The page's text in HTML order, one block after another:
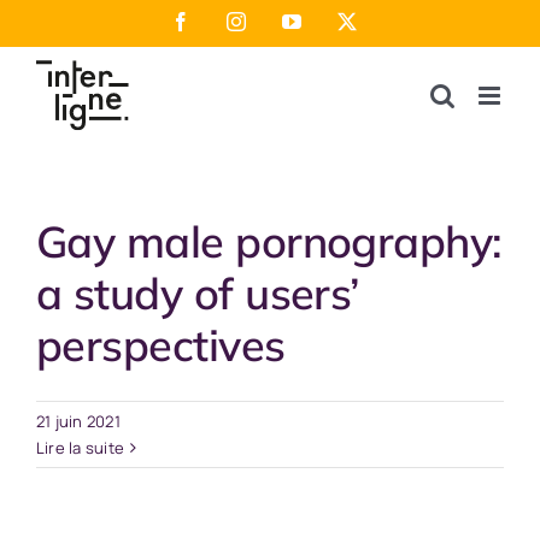
au
contenu
FacebookInstagramYouTube
Gay male pornography:
a study of users’
perspectives
21 juin 2021
Lire la suite